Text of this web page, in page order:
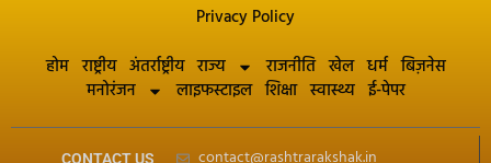
Privacy Policy
होम राष्ट्रीय अंतर्राष्ट्रीय राज्य राजनीति खेल धर्म बिज़नेस
मनोरंजन
लाइफस्टाइल शिक्षा स्वास्थ्य ई-पेपर
CONTACT US